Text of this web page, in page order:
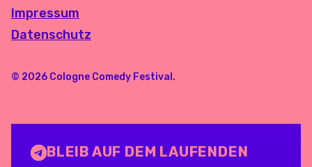
Impressum
Datenschutz
© 2026 Cologne Comedy Festival.
BLEIB AUF DEM LAUFENDEN